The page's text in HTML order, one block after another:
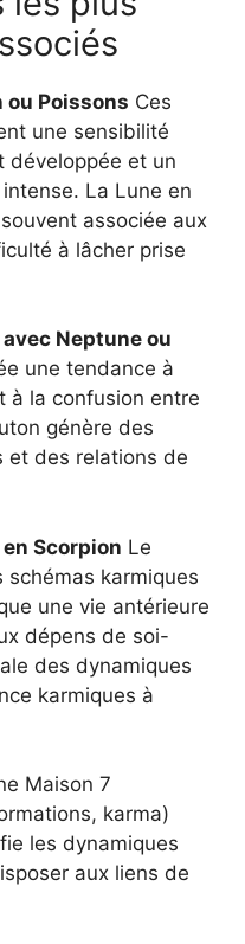
ou Poissons Ces
une sensibilité
développée et un
La Lune en
associée aux
à lâcher prise
Neptune ou
une tendance à
à la confusion entre
génère des
et des relations de
Scorpion Le
karmiques
une vie antérieure
dépens de soi-
des dynamiques
karmiques à
Maison 7
karma)
les dynamiques
aux liens de